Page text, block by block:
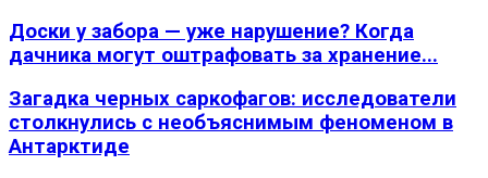
Доски у забора — уже нарушение? Когда
дачника могут оштрафовать за хранение...
Загадка черных саркофагов: исследователи
столкнулись с необъяснимым феноменом в
Антарктиде